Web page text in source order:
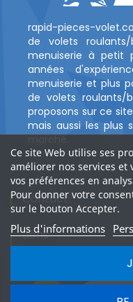
Laissez
Ce site Web utilise ses
améliorer nos services et
vos préférences en
Pour donner votre
sur le bouton Accepter.
Plus d'informations
rapid-pieces-
de volets
menuiserie à petit
années
menuiserie et plus
de volets roulants/
proposons sur ce
mais aussi les plus
marché.
Contact
Liens